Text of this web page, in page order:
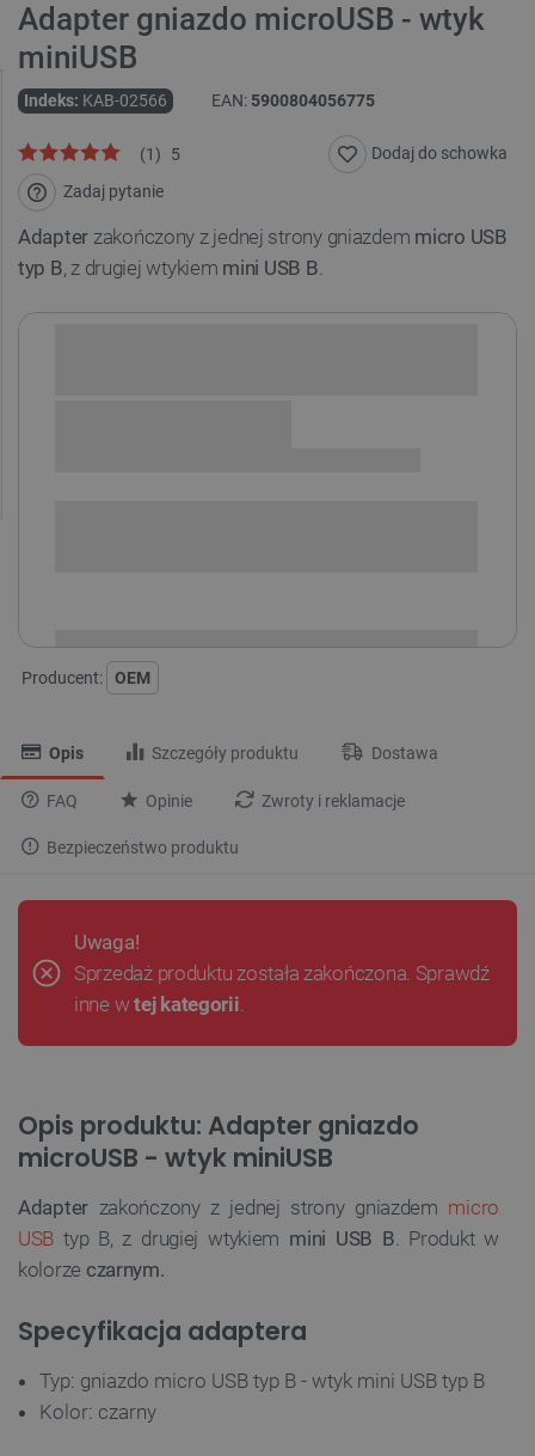
Adapter gniazdo microUSB - wtyk
miniUSB
Indeks: KAB-02566 EAN: 5900804056775
5
(1)
Zadaj pytanie
Dodaj do schowka
Adapter zakończony z jednej strony gniazdem micro USB
typ B, z drugiej wtykiem mini USB B.
Producent: OEM
Opis Szczegóły produktu Dostawa
FAQ Opinie Zwroty i reklamacje
Bezpieczeństwo produktu
Uwaga!
Sprzedaż produktu została zakończona. Sprawdź
inne wtej kategorii.
Opis produktu: Adapter gniazdo
microUSB - wtyk miniUSB
Adapter zakończony z jednej strony gniazdem micro
USB typ B, z drugiej wtykiem mini USB B. Produkt w
kolorze czarnym.
Specyfikacja adaptera
Typ: gniazdo micro USB typ B - wtyk mini USB typ B
Kolor: czarny